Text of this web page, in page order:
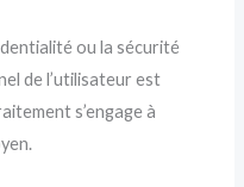
ou la sécurité
de l’utilisateur est
s’engage à